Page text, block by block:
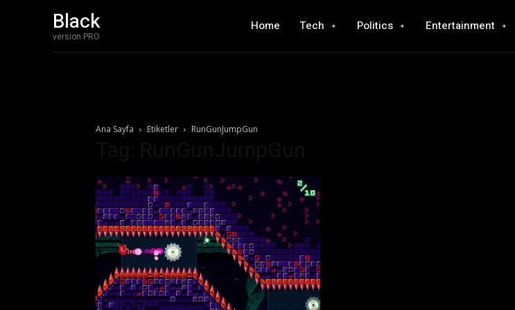
Black
version PRO
Home Tech Politics Entertainment
Ana Sayfa Etiketler RunGunJumpGun